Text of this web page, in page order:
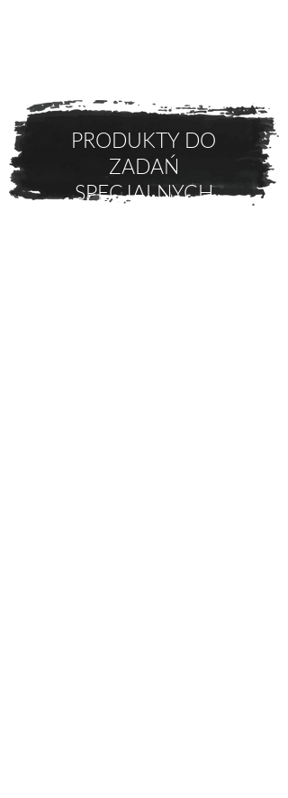
PRODUKTY DO
ZADAŃ
SPECJALNYCH